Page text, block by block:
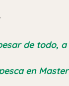
de todo,
en